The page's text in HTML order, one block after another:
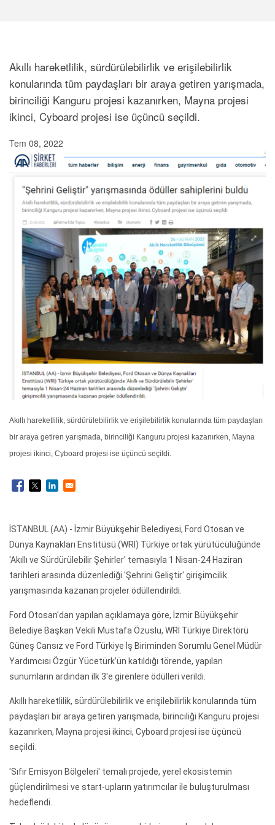
Akıllı hareketlilik, sürdürülebilirlik ve erişilebilirlik
konularında tüm paydaşları bir araya getiren yarışmada,
birinciliği Kanguru projesi kazanırken, Mayna projesi
ikinci, Cyboard projesi ise üçüncü seçildi.
Tem 08, 2022
Akıllı hareketlilik, sürdürülebilirlik ve erişilebilirlik konularında tüm paydaşları
bir araya getiren yarışmada, birinciliği Kanguru projesi kazanırken, Mayna
projesi ikinci, Cyboard projesi ise üçüncü seçildi.
İSTANBUL (AA) - İzmir Büyükşehir Belediyesi, Ford Otosan ve
Dünya Kaynakları Enstitüsü (WRI) Türkiye ortak yürütücülüğünde
'Akıllı ve Sürdürülebilir Şehirler' temasıyla 1 Nisan-24 Haziran
tarihleri arasında düzenlediği 'Şehrini Geliştir' girişimcilik
yarışmasında kazanan projeler ödüllendirildi.
Ford Otosan'dan yapılan açıklamaya göre, İzmir Büyükşehir
Belediye Başkan Vekili Mustafa Özuslu, WRI Türkiye Direktörü
Güneş Cansız ve Ford Türkiye İş Biriminden Sorumlu Genel Müdür
Yardımcısı Özgür Yücetürk’ün katıldığı törende, yapılan
sunumların ardından ilk 3'e girenlere ödülleri verildi.
Akıllı hareketlilik, sürdürülebilirlik ve erişilebilirlik konularında tüm
paydaşları bir araya getiren yarışmada, birinciliği Kanguru projesi
kazanırken, Mayna projesi ikinci, Cyboard projesi ise üçüncü
seçildi.
'Sıfır Emisyon Bölgeleri' temalı projede, yerel ekosistemin
güçlendirilmesi ve start-upların yatırımcılar ile buluşturulması
hedeflendi.